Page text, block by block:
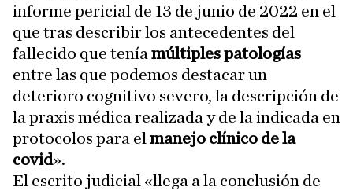
informe pericial de 13 de junio de 2022 en el
que tras describir los antecedentes del
fallecido que teníamúltiples patologías
entre las que podemos destacar un
deterioro cognitivo severo, la descripción de
la praxis médica realizada y de la indicada en
protocolos para elmanejo clínico de la
covid».
El escrito judicial «llega a la conclusión de